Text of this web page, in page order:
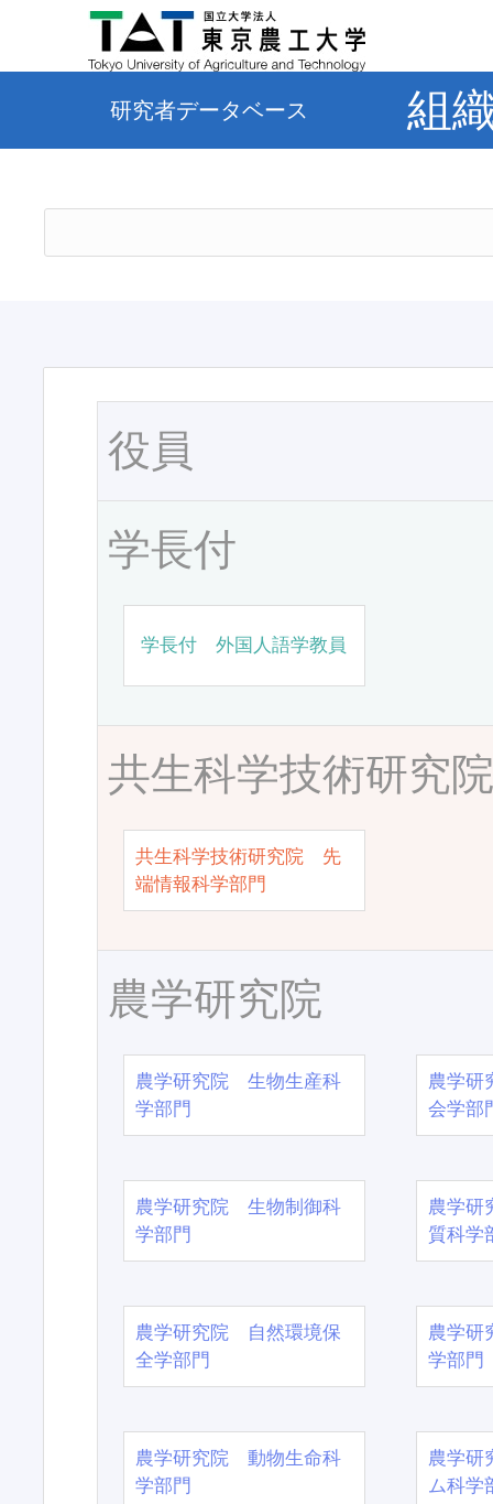
研究者データベース 組
役員
学長付
学長付 外国人語学教員
共生科学技術研究
共生科学技術研究院 先
端情報科学部門
農学研究院
農学研究院 生物生産科
学部門
農学
会学部
農学研究院 生物制御科
学部門
農学
質科学
農学研究院 自然環境保
全学部門
農学
学部門
農学研究院 動物生命科
学部門
農学
ム科学